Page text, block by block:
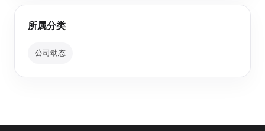
所属分类
公司动态